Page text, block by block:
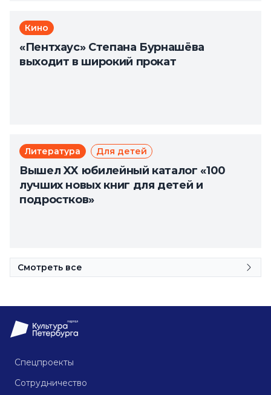
Кино
«Пентхаус» Степана Бурнашёва
выходит в широкий прокат
Литература Для детей
Вышел XX юбилейный каталог «100
лучших новых книг для детей и
подростков»
Смотреть все
Спецпроекты
Сотрудничество